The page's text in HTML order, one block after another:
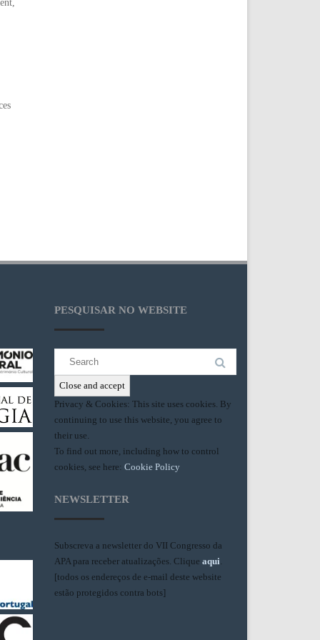
PESQUISAR NO WEBSITE
Search
Privacy & Cookies: This site uses cookies. By
continuing to use this website, you agree to
their use.
To find out more, including how to control
cookies, see here: Cookie Policy
NEWSLETTER
Subscreva a newsletter do VII Congresso da
APA para receber atualizações. Clique aqui.
[todos os endereços de e-mail deste website
estão protegidos contra bots]